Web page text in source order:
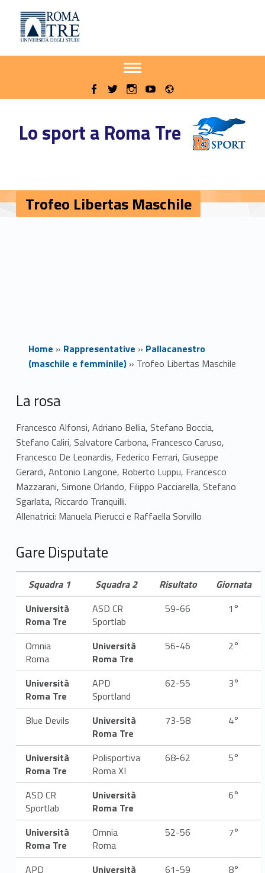
Trofeo Libertas Maschile - Sito delle iniziative sportive di Roma Tre
Lo sport a Roma Tre
Apri il menu secondario
WebMan on Facebook
WebMan on TwitterWebMan on Instagram
WebMan on Youtube
Trofeo Libertas Maschile
Home » Rappresentative » Pallacanestro
(maschile e femminile)» Trofeo Libertas Maschile
T
r
o
f
e
o
L
i
b
r
t
s
s
h
i
La rosa
Francesco Alfonsi, Adriano Bellia, Stefano Boccia,
Stefano Caliri, Salvatore Carbona, Francesco Caruso,
Francesco De Leonardis, Federico Ferrari, Giuseppe
Gerardi, Antonio Langone, Roberto Luppu, Francesco
Mazzarani, Simone Orlando, Filippo Pacciarella, Stefano
Sgarlata, Riccardo Tranquilli.
Allenatrici: Manuela Pierucci e Raffaella Sorvillo
Gare Disputate
Squadra 1 Squadra 2 Risultato
Giornata
Università
Roma Tre
ASD CR
Sportlab
59-66 1°
Omnia
Roma
Università
Roma Tre
56-46 2°
Università
Roma Tre
APD
Sportland
62-55 3°
Blue Devils
Università
Roma Tre
73-58 4°
Università
Roma Tre
Polisportiva
Roma XI
68-62 5°
ASD CR
Sportlab
Università
Roma Tre
6°
Università
Roma Tre
Omnia
Roma
52-56 7°
APD
Università
61-59 8°